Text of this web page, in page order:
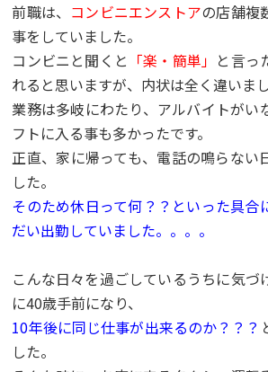
前職は、 コンビニエンストアの店舗複
事をしていました。
コンビニと聞くと 「楽・簡単」 と言っ
れると思いますが、内状は全く違いま
業務は多岐にわたり、アルバイトがい
フトに入る事も多かったです。
正直、家に帰っても、電話の鳴らない
した。
そのため休日って何？？といった具合
だい出勤していました。。。。
こんな日々を過ごしているうちに気づ
に40歳手前になり、
10年後に同じ仕事が出来るのか？？？
した。